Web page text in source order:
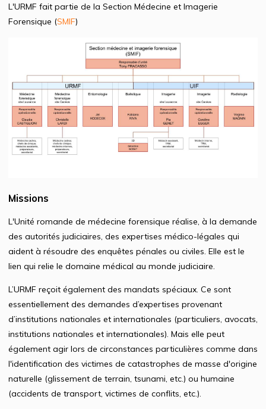
L'URMF fait partie de la Section Médecine et Imagerie
Forensique (SMIF)
Missions
L'Unité romande de médecine forensique réalise, à la demande
des autorités judiciaires, des expertises médico-légales qui
aident à résoudre des enquêtes pénales ou civiles. Elle est le
lien qui relie le domaine médical au monde judiciaire.
L’URMF reçoit également des mandats spéciaux. Ce sont
essentiellement des demandes d’expertises provenant
d’institutions nationales et internationales (particuliers, avocats,
institutions nationales et internationales). Mais elle peut
également agir lors de circonstances particulières comme dans
l'identification des victimes de catastrophes de masse d'origine
naturelle (glissement de terrain, tsunami, etc.) ou humaine
(accidents de transport, victimes de conflits, etc.).